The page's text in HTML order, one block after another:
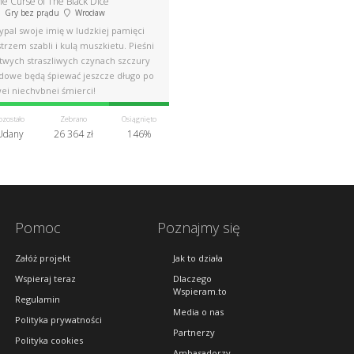
Gry bez prądu Wrocław
swoje imię w ludzkiej pamięci
szabli i kulą muszkietu. Pieśni
straszliwych czynach szczury
będą śpiewać jeszcze długo po
niechybnej śmierci!
Zebrano
26 364 zł
Osiągnięto
146%
Pomoc
Załóż projekt
Wspieraj teraz
Regulamin
Polityka prywatności
Polityka cookies
Poznajmy się
Jak to działa
Dlaczego
Wspieram.to
Media o nas
Partnerzy